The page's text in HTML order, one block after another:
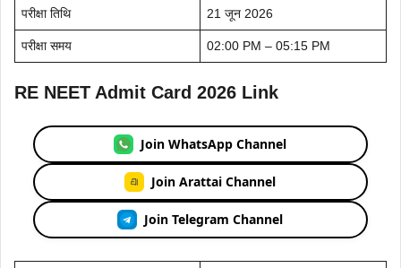
परीक्षा तिथि 21 जून 2026
परीक्षा समय 02:00 PM – 05:15 PM
RE NEET Admit Card 2026 Link
Join WhatsApp Channel
Join Arattai Channel
Join Telegram Channel